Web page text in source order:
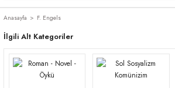
Anasayfa F. Engels
İlgili Alt Kategoriler